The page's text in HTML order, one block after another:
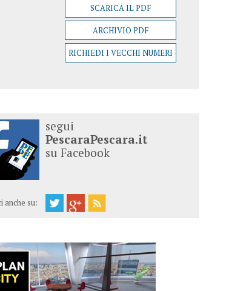
SCARICA IL PDF
ARCHIVIO PDF
RICHIEDI I VECCHI NUMERI
segui
PescaraPescara.it
su Facebook
anche su: